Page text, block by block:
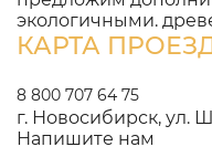
экологичными.
КАРТА
8 800 707 64 75
г. Новосибирск, ул.
Напишите нам